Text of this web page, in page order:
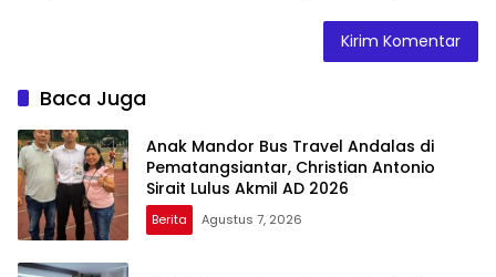
Baca Juga
Anak Mandor Bus Travel Andalas di
Pematangsiantar, Christian Antonio
Sirait Lulus Akmil AD 2026
Berita Agustus 7, 2026